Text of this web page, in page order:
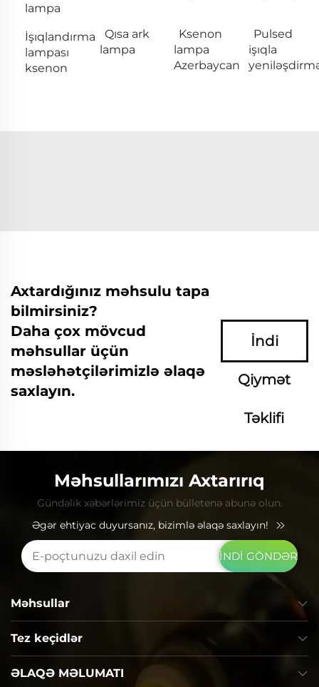
lampa
İşıqlandırma
lampası
ksenon
Qısa ark
lampa
Ksenon
lampa
Azerbaycan
Pulsed
işıqla
Axtardığınız məhsulu tapa
bilmirsiniz?
Daha çox mövcud
məhsullar üçün
məsləhətçilərimizlə əlaqə
saxlayın.
İndi
Qiymət
Təklifi
Soruşun
Məhsullarımızı Axtarırıq
Gündəlik xəbərlərimiz üçün bülletenə abunə olun.
Əgər ehtiyac duyursanız, bizimlə əlaqə saxlayın!
İNDİ GÖNDƏR
Tez keçidlər
Məhsullar
ƏLAQƏ MƏLUMATI